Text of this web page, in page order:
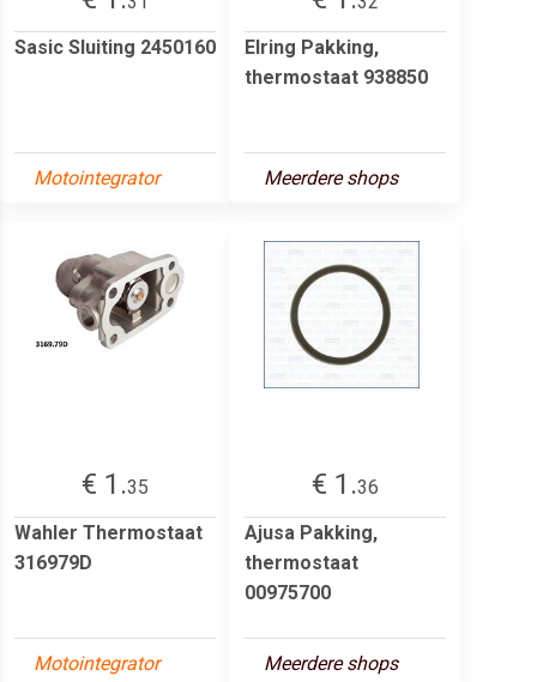
Sasic Sluiting 2450160
Motointegrator
Elring Pakking,
thermostaat 938850
Meerdere shops
€ 1.35
Wahler Thermostaat
316979D
Motointegrator
€ 1.36
Ajusa Pakking,
thermostaat
00975700
Meerdere shops